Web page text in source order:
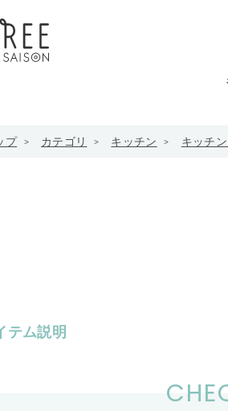
プ カテゴリ キッチン キッチ
テム説明